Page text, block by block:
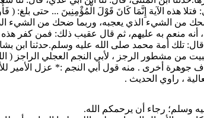
فتلا هذه الآية إِنَّمَا كَانَ قَوْلَ الْمُؤْمِنِينَ ... حتى
من الشيء الذي يعجبه، وربما ضحك من الشيء
أنه منعم به عليهم، ثم قال عقيب ذلك: فمن كفر
تلك أمة محمد صلى الله عليه وسلم.حدثنا ابن
لا يُشْرِكُونَ بِي شَيْئًا ) قال: لا يخافون غيري.------------------------الهوامش:(3) البيت من
جوهرة أخرى . منه قول أبي النجم :* عزل
وسلم؛ رجاء أن يرحمكم الله.